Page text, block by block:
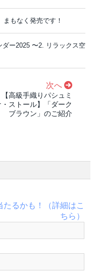
もなく発売です！
ダー2025 〜2. リラックス空
次へ
【高級手織りパシュミ
・ストール】「ダーク
ブラウン」のご紹介